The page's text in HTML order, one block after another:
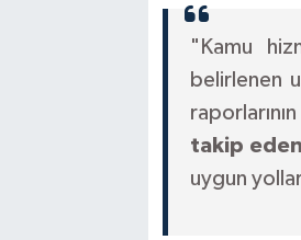
"Kamu
belirlenen
takip
uygun